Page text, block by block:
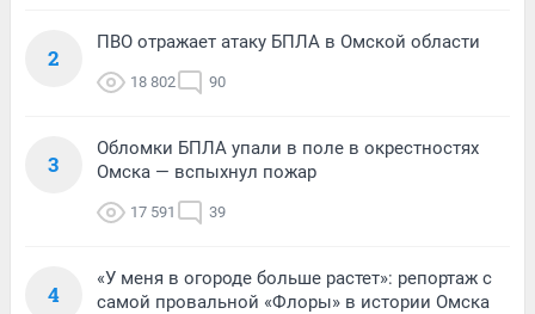
2
ПВО отражает атаку БПЛА в Омской области
18 802 90
3
Обломки БПЛА упали в поле в окрестностях
Омска — вспыхнул пожар
17 591 39
4
«У меня в огороде больше растет»: репортаж с
самой провальной «Флоры» в истории Омска